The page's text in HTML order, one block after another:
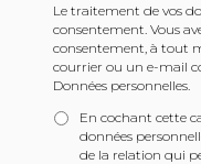
Le traitement de vos
consentement. Vous
consentement, à tout
courrier ou un e-mail
En cochant cette
données
de la relation qui